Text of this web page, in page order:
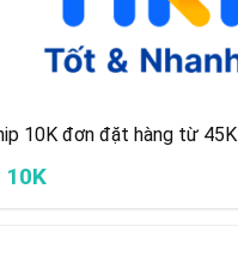
10K đơn đặt hàng từ 45K
10K